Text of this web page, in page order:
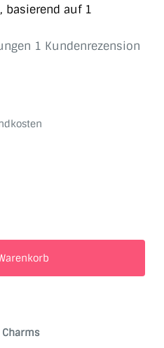
basierend auf 1
1 Kundenrezension
Charms